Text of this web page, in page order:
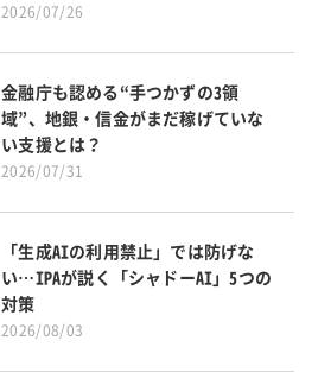
2026/07/26
金融庁も認める“手つかずの3領
域”、地銀・信金がまだ稼げていな
い支援とは？
2026/07/31
「生成AIの利用禁止」では防げな
い…IPAが説く「シャドーAI」5つの
対策
2026/08/03